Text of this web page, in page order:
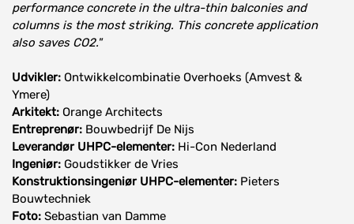
performance concrete in the ultra-thin balconies and
columns is the most striking. This concrete application
also saves CO2."
Udvikler: Ontwikkelcombinatie Overhoeks (Amvest &
Ymere)
Arkitekt: Orange Architects
Entreprenør: Bouwbedrijf De Nijs
Leverandør UHPC-elementer: Hi-Con Nederland
Ingeniør: Goudstikker de Vries
Konstruktionsingeniør UHPC-elementer: Pieters
Bouwtechniek
Foto: Sebastian van Damme